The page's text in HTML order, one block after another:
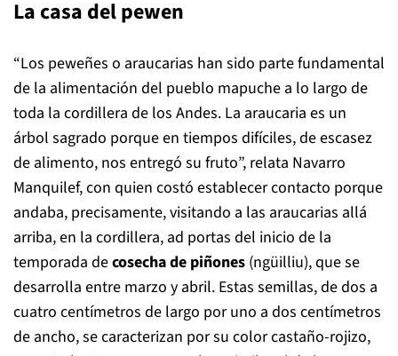
une Chile con Argentina. Que siga en pie no es
posible gracias a la defensa y protección
proporcionada por la comunidad mapuche local
durante el pavimentado de la carretera a principios de
los años 2000”.
Después de todo, cada araucaria cuenta.
La casa del pewen
“Los peweñes o araucarias han sido parte fundamental
de la alimentación del pueblo mapuche a lo largo de
toda la cordillera de los Andes. La araucaria es un